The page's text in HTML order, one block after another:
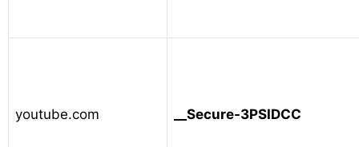
youtube.com __Secure-3PSIDCC